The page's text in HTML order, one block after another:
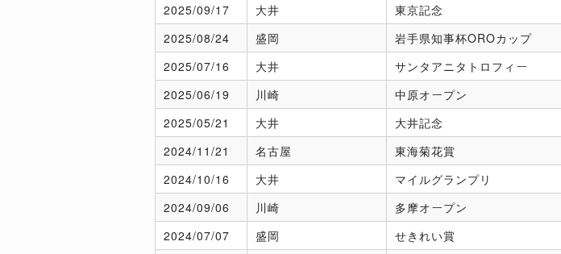
2025/09/17 大井 東京記念
2025/08/24 盛岡 岩手県知事杯OROカップ
2025/07/16 大井 サンタアニタトロフィー
2025/06/19 川崎 中原オープン
2025/05/21 大井 大井記念
2024/11/21 名古屋 東海菊花賞
2024/10/16 大井 マイルグランプリ
2024/09/06 川崎 多摩オープン
2024/07/07 盛岡 せきれい賞